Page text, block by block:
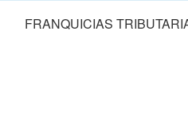
FRANQUICIAS